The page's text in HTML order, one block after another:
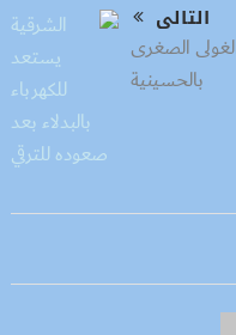
التالى
الصغرى
بالحسينية